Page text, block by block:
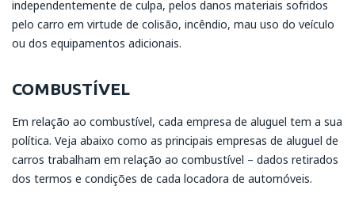
independentemente de culpa, pelos danos materiais sofridos
pelo carro em virtude de colisão, incêndio, mau uso do veículo
ou dos equipamentos adicionais.
COMBUSTÍVEL
Em relação ao combustível, cada empresa de aluguel tem a sua
política. Veja abaixo como as principais empresas de aluguel de
carros trabalham em relação ao combustível – dados retirados
dos termos e condições de cada locadora de automóveis.